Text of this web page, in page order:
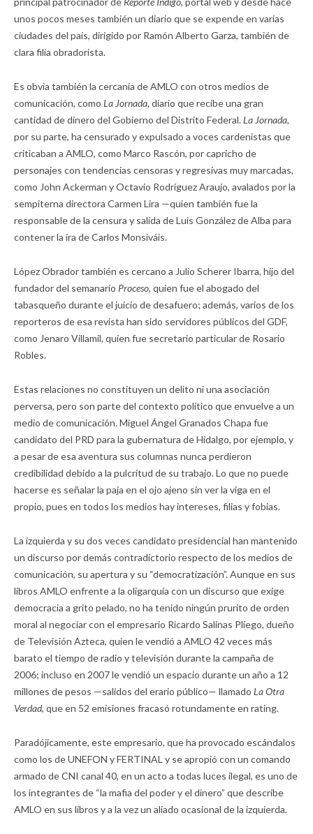
unos pocos meses también un diario que se expende en varias
ciudades del país, dirigido por Ramón Alberto Garza, también de
clara filia obradorista.
Es obvia también la cercanía de AMLO con otros medios de
comunicación, como La Jornada, diario que recibe una gran
cantidad de dinero del Gobierno del Distrito Federal.La Jornada,
por su parte, ha censurado y expulsado a voces cardenistas que
criticaban a AMLO, como Marco Rascón, por capricho de
personajes con tendencias censoras y regresivas muy marcadas,
como John Ackerman y Octavio Rodríguez Araujo, avalados por la
sempiterna directora Carmen Lira —quien también fue la
responsable de la censura y salida de Luis González de Alba para
contener la ira de Carlos Monsiváis.
López Obrador también es cercano a Julio Scherer Ibarra, hijo del
fundador del semanario Proceso, quien fue el abogado del
tabasqueño durante el juicio de desafuero; además, varios de los
reporteros de esa revista han sido servidores públicos del GDF,
como Jenaro Villamil, quien fue secretario particular de Rosario
Robles.
Estas relaciones no constituyen un delito ni una asociación
perversa, pero son parte del contexto político que envuelve a un
medio de comunicación. Miguel Ángel Granados Chapa fue
candidato del PRD para la gubernatura de Hidalgo, por ejemplo, y
a pesar de esa aventura sus columnas nunca perdieron
credibilidad debido a la pulcritud de su trabajo. Lo que no puede
hacerse es señalar la paja en el ojo ajeno sin ver la viga en el
propio, pues en todos los medios hay intereses, filias y fobias.
La izquierda y su dos veces candidato presidencial han mantenido
un discurso por demás contradictorio respecto de los medios de
comunicación, su apertura y su “democratización”. Aunque en sus
libros AMLO enfrente a la oligarquía con un discurso que exige
democracia a grito pelado, no ha tenido ningún prurito de orden
moral al negociar con el empresario Ricardo Salinas Pliego, dueño
de Televisión Azteca, quien le vendió a AMLO 42 veces más
barato el tiempo de radio y televisión durante la campaña de
2006; incluso en 2007 le vendió un espacio durante un año a 12
millones de pesos —salidos del erario público— llamado La Otra
Verdad, que en 52 emisiones fracasó rotundamente en rating.
Paradójicamente, este empresario, que ha provocado escándalos
como los de UNEFON y FERTINAL y se apropió con un comando
armado de CNI canal 40, en un acto a todas luces ilegal, es uno de
los integrantes de “la mafia del poder y el dinero” que describe
AMLO en sus libros y a la vez un aliado ocasional de la izquierda.